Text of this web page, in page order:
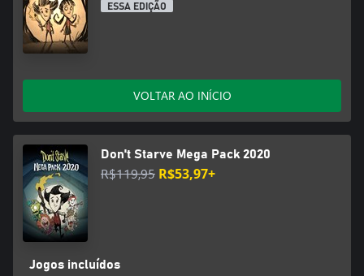
ESSA EDIÇÃO
VOLTAR AO INÍCIO
Don't Starve Mega Pack 2020
R$119,95 R$53,97+
Jogos incluídos